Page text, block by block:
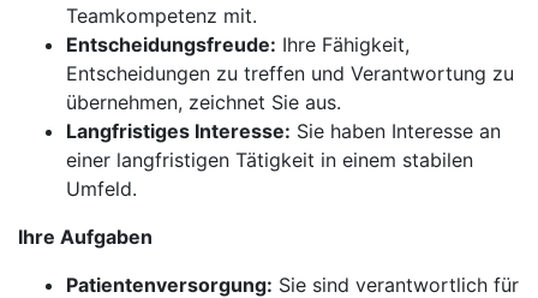
Teamkompetenz mit.
Entscheidungsfreude: Ihre Fähigkeit,
Entscheidungen zu treffen und Verantwortung zu
übernehmen, zeichnet Sie aus.
Langfristiges Interesse: Sie haben Interesse an
einer langfristigen Tätigkeit in einem stabilen
Umfeld.
Ihre Aufgaben
Patientenversorgung: Sie sind verantwortlich für